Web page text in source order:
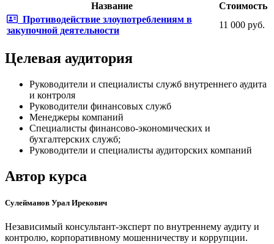
Название
Стоимость
Противодействие злоупотреблениям в
закупочной деятельности
11 000 руб.
Целевая аудитория
Руководители и специалисты служб внутреннего аудита
и контроля
Руководители финансовых служб
Менеджеры компаний
Специалисты финансово-экономических и
бухгалтерских служб;
Руководители и специалисты аудиторских компаний
Автор курса
Сулейманов Урал Ирекович
Независимый консультант-эксперт по внутреннему аудиту и
контролю, корпоративному мошенничеству и коррупции.